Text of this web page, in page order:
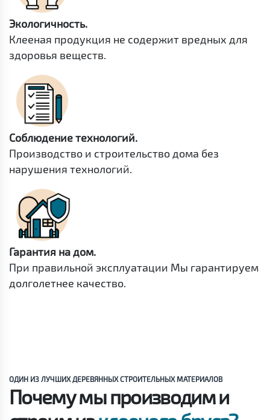
Экологичность.
Клееная продукция не содержит вредных для
здоровья веществ.
Соблюдение технологий.
Производство и строительство дома без
нарушения технологий.
Гарантия на дом.
При правильной эксплуатации Мы гарантируем
долголетнее качество.
ОДИН ИЗ ЛУЧШИХ ДЕРЕВЯННЫХ СТРОИТЕЛЬНЫХ МАТЕРИАЛОВ
Почему мы производим и